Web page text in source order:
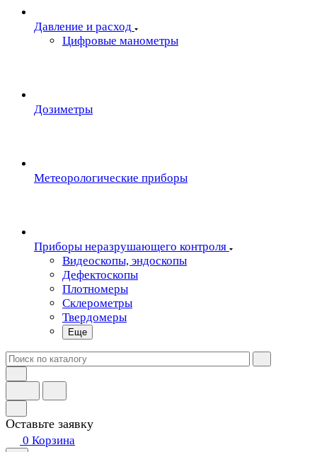
Давление и расход
Цифровые манометры
Дозиметры
Метеорологические приборы
Приборы неразрушающего контроля
Видеоскопы, эндоскопы
Дефектоскопы
Плотномеры
Склерометры
Твердомеры
Еще
Оставьте заявку
0 Корзина